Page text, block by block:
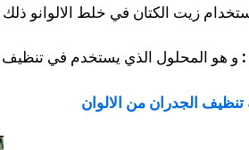
زيت الكتان في خلط الالوانو ذلك
و هو المحلول الذي يستخدم في تنظيف
الجدران من الالوان